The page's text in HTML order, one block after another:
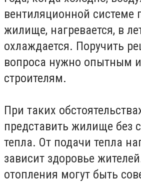
вентиляционной системе
жилище, нагревается, в
охлаждается. Поручить
вопроса нужно опытным
строителям.
При таких
представить жилище без
тепла. От подачи тепла
зависит здоровье
отопления могут быть